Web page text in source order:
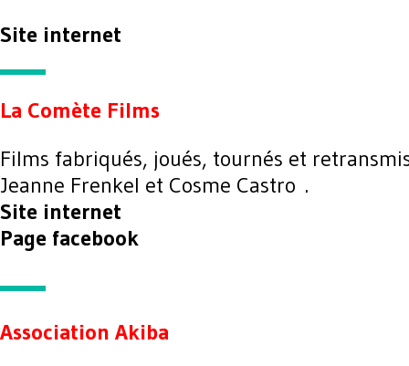
Site internet
La Comète Films
Films fabriqués, joués, tournés et
Jeanne Frenkel et Cosme Castro .
Site internet
Page facebook
Association Akiba